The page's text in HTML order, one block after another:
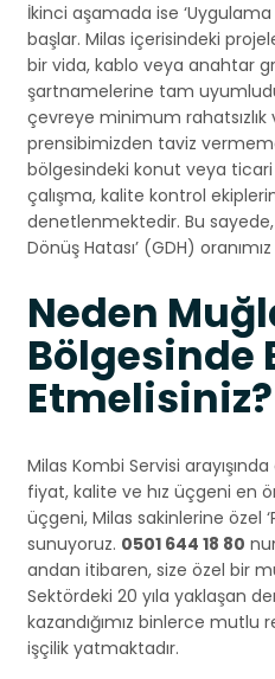
İkinci aşamada ise
başlar. Milas içerisindeki
bir vida, kablo veya anahtar
şartnamelerine tam
çevreye minimum
prensibimizden taviz
bölgesindeki konut veya ticari
çalışma, kalite kontrol
denetlenmektedir. Bu sayede,
Dönüş Hatası’ (GDH) oranımız
Neden
Bölgesinde
Etmelisiniz?
Milas Kombi Servisi
fiyat, kalite ve hız üçgeni en
üçgeni, Milas sakinlerine özel
sunuyoruz. 0501 644 18 80
andan itibaren, size özel bir
Sektördeki 20 yıla yaklaşan
kazandığımız binlerce
işçilik yatmaktadır.